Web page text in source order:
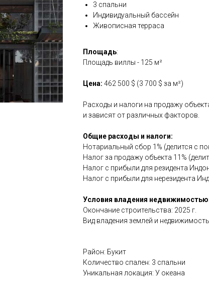
3 спальни
Индивидуальный бассейн
Живописная терраса
Площадь:
Площадь виллы - 125 м²
Цена: 462 500 $ (3 700 $ за м²)
Расходы и налоги на продажу
и зависят от различных факторов.
Общие расходы и налоги:
Нотариальный сбор 1% (делится с
Налог за продажу объекта 11%
Налог с прибыли для резидента
Налог с прибыли для нерезидента
Условия владения
Окончание строительства: 2025 г.
Вид владения землей и
Район: Букит
Количество спален: 3 спальни
Уникальная локация: У океана